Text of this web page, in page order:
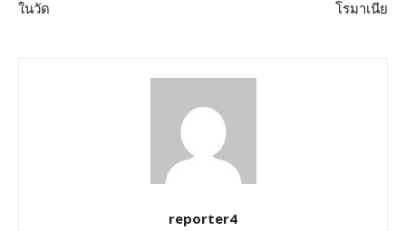
ในวัด
โรมาเนีย
reporter4